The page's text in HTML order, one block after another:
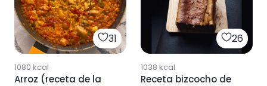
31
1080 kcal
Arroz (receta de la
26
1038 kcal
Receta bizcocho de